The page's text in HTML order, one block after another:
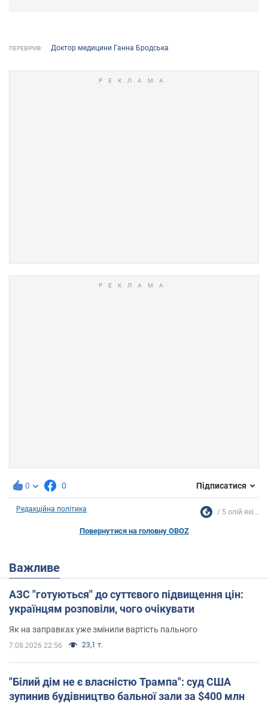
ПЕРЕВІРИВ: Доктор медицини Ганна Бродська
0 0 Підписатися
Редакційна політика 5 олій які...
Повернутися на головну OBOZ
Важливе
АЗС "готуються" до суттєвого підвищення цін:
українцям розповіли, чого очікувати
Як на заправках уже змінили вартість пального
7.08.2026 22:56 23,1 т.
"Білий дім не є власністю Трампа": суд США
зупинив будівництво бальної зали за $400 млн